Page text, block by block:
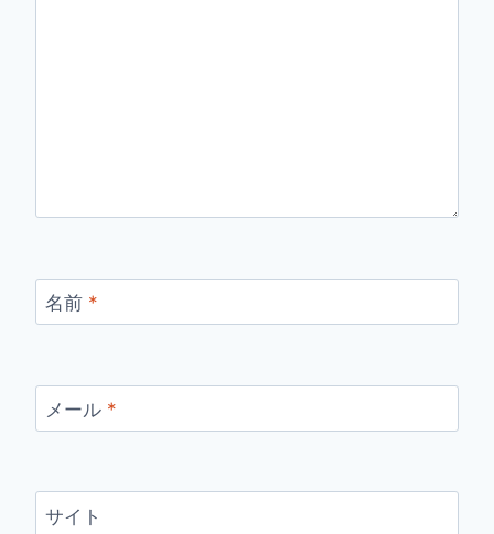
名前 *
メール *
サイト